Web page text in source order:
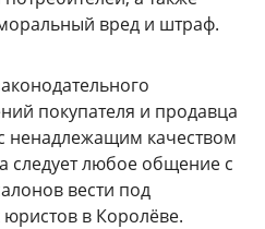
вред и штраф.
покупателя и продавца
ненадлежащим качеством
следует любое общение с
вести под
в Королёве.